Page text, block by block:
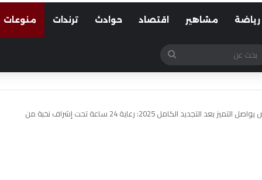
رياضة مشاهير اقتصاد حوادث ترندات منوعات
المظلم
بحث
عن
مركز الصحابه الطبي بالخصوص يواصل التميز بعد التجديد الكامل 2025: رعاية 24 ساعة تحت إشراف نخبة من